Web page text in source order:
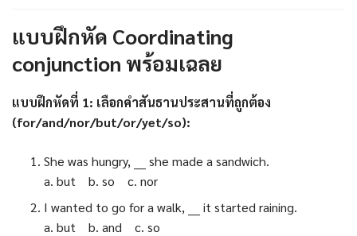
แบบฝึกหัด Coordinating
conjunction พร้อมเฉลย
แบบฝึกหัดที่ 1: เลือกคำสันธานประสานที่ถูกต้อง
(for/and/nor/but/or/yet/so):
She was hungry, ___ she made a sandwich.
a. but b. so c. nor
I wanted to go for a walk, ___ it started raining.
a. but b. and c. so